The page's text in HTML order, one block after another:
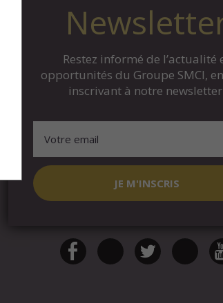
Restez informé de l’actualité
opportunités du Groupe SMCI,
inscrivant à notre